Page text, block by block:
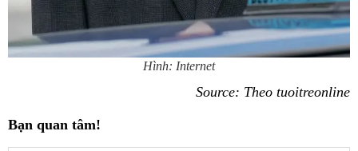
Hình: Internet
Source: Theo tuoitreonline
Bạn quan tâm!